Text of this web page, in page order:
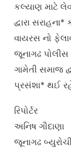
કલ્યાણ માટે
દ્વારા
વાયરસ નો
જૂનાગઢ
ગામેતી સમાજ
પ્રસંશા* થઈ
રિપોર્ટર
અનિષ ગૌદાણા
જૂનાગઢ